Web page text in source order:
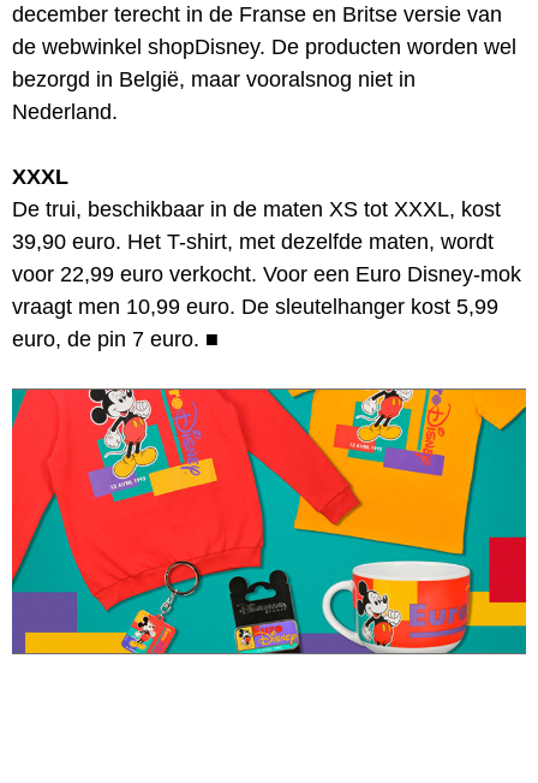
december terecht in de Franse en Britse versie van
de webwinkel shopDisney. De producten worden wel
bezorgd in België, maar vooralsnog niet in
Nederland.
XXXL
De trui, beschikbaar in de maten XS tot XXXL, kost
39,90 euro. Het T-shirt, met dezelfde maten, wordt
voor 22,99 euro verkocht. Voor een Euro Disney-mok
vraagt men 10,99 euro. De sleutelhanger kost 5,99
euro, de pin 7 euro. ■